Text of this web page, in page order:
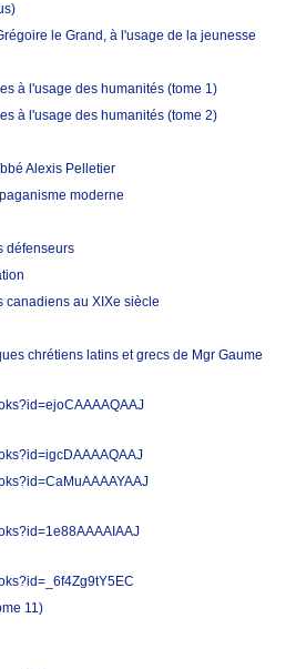
le Grand, à l'usage de la jeunesse
à l'usage des humanités (tome 1)
à l'usage des humanités (tome 2)
Alexis Pelletier
moderne
défenseurs
canadiens au XIXe siècle
chrétiens latins et grecs de Mgr Gaume
11)